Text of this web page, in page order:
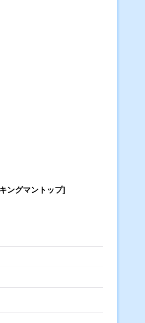
ングマントップ]